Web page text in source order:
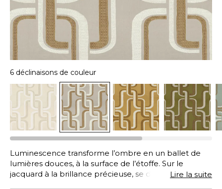
6 déclinaisons de couleur
Luminescence transforme l’ombre en un ballet de
lumières douces, à la surface de l’étoffe. Sur le
jacquard à la brillance précieuse, se détachent, par
Lire la suite